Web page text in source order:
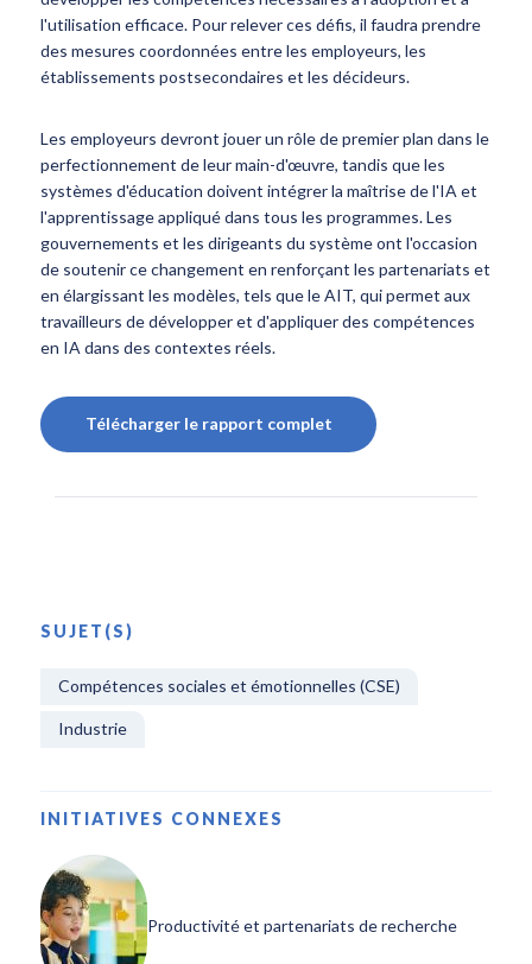
l'utilisation efficace. Pour relever ces défis, il faudra prendre
des mesures coordonnées entre les employeurs, les
établissements postsecondaires et les décideurs.
Les employeurs devront jouer un rôle de premier plan dans le
perfectionnement de leur main-d'œuvre, tandis que les
systèmes d'éducation doivent intégrer la maîtrise de l'IA et
l'apprentissage appliqué dans tous les programmes. Les
gouvernements et les dirigeants du système ont l'occasion
de soutenir ce changement en renforçant les partenariats et
en élargissant les modèles, tels que le AIT, qui permet aux
travailleurs de développer et d'appliquer des compétences
en IA dans des contextes réels.
Télécharger le rapport complet
SUJET(S)
Compétences sociales et émotionnelles (CSE)
Industrie
INITIATIVES CONNEXES
Productivité et partenariats de recherche